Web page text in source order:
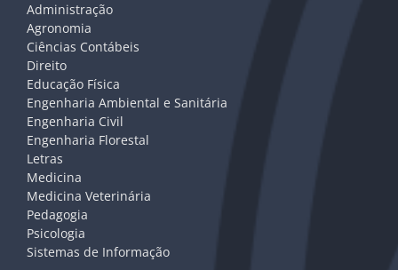
Administração
Agronomia
Ciências Contábeis
Direito
Educação Física
Engenharia Ambiental e Sanitária
Engenharia Civil
Engenharia Florestal
Letras
Medicina
Medicina Veterinária
Pedagogia
Psicologia
Sistemas de Informação